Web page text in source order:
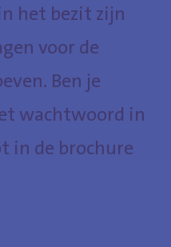
het bezit zijn
voor de
Ben je
wachtwoord in
in de brochure